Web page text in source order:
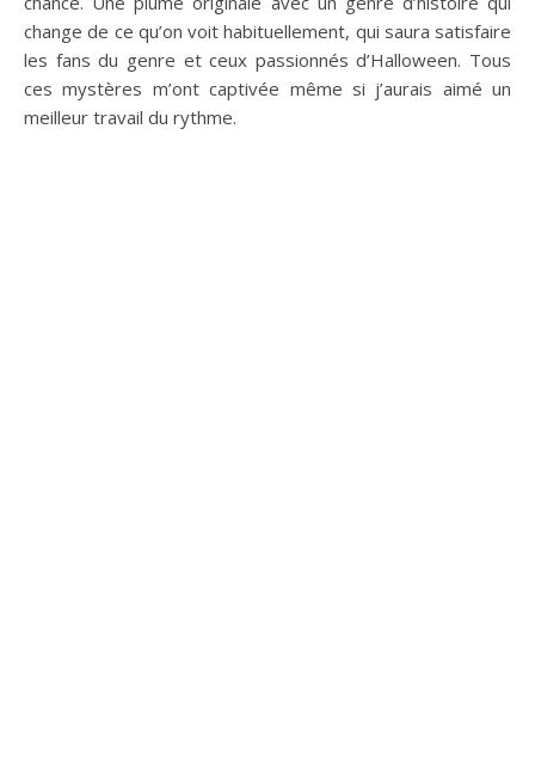
change de ce qu’on voit habituellement, qui saura satisfaire
les fans du genre et ceux passionnés d’Halloween. Tous
ces mystères m’ont captivée même si j’aurais aimé un
meilleur travail du rythme.